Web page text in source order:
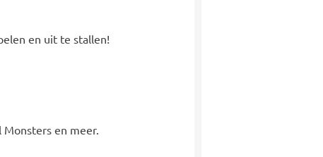
en uit te stallen!
en meer.